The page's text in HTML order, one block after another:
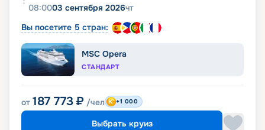
08:0003 сентября 2026чт
Вы посетите 5 стран:
MSC Opera
СТАНДАРТ
от 187 773 ₽ /чел +1 000
Выбрать круиз